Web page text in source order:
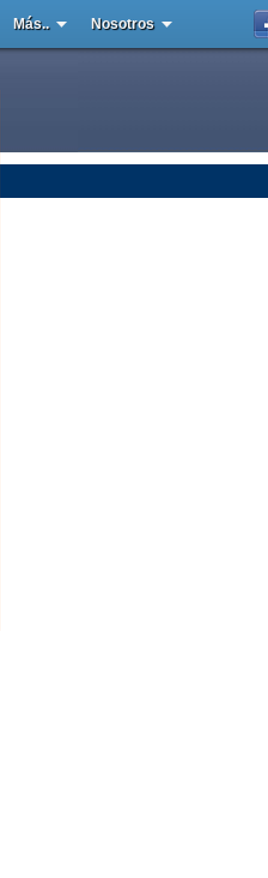
Más.. Nosotros